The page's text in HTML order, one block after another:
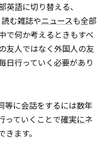
英語に切り替える、
む雑誌やニュースも全部
で何か考えるときもすべ
友人ではなく外国人の友
日行っていく必要があり
等に会話をするには数年
っていくことで確実にネ
ます。